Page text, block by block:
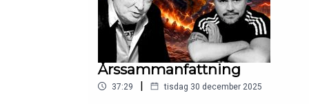
Årssammanfattning
37:29 | tisdag 30 december 2025